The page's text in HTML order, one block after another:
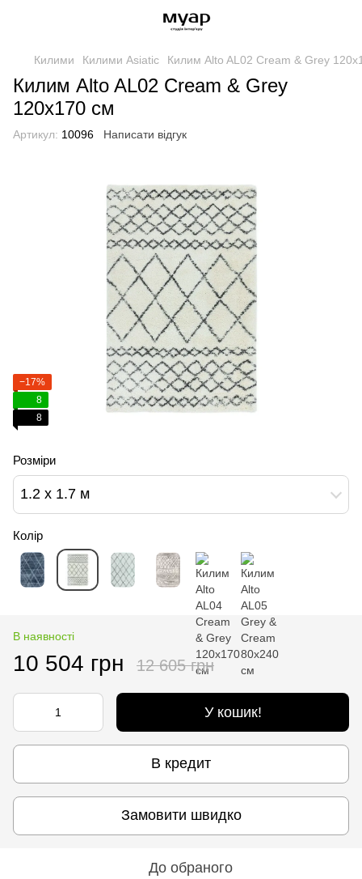
Килими Килими Asiatic Килим Alto AL02 Cream & Grey
Килим Alto AL02 Cream & Grey
120х170 см
Артикул: 10096 Написати відгук
−17%
8
8
Розміри
1.2 х 1.7 м
Колір
В наявності
10 504 грн 12 605 грн
У кошик!
В кредит
Замовити швидко
До обраного